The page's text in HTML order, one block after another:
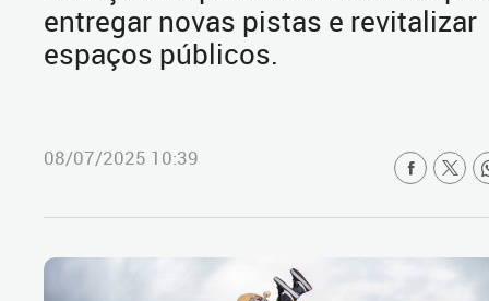
entregar novas pistas e revitalizar
espaços públicos.
08/07/2025 10:39